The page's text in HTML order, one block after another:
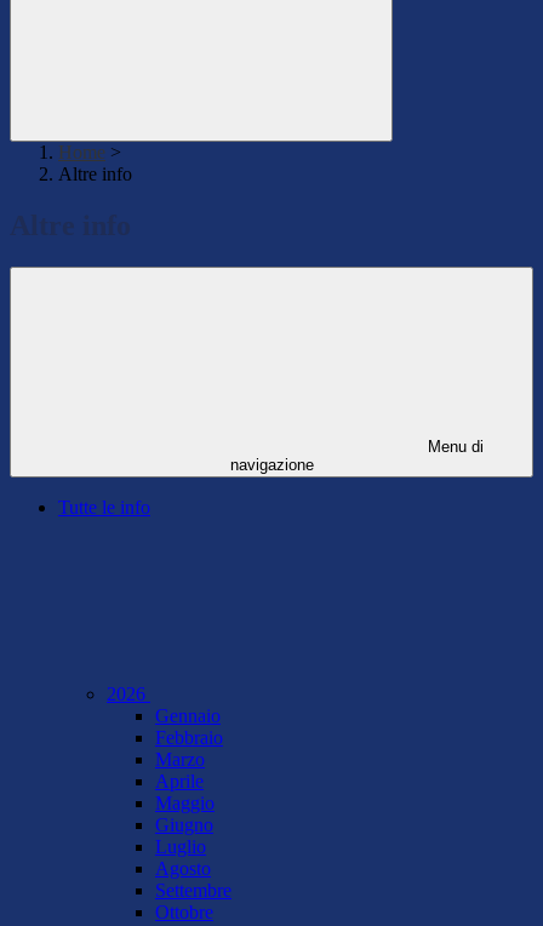
Home >
Altre info
Altre info
Menu di
navigazione
Tutte le info
2026
Gennaio
Febbraio
Marzo
Aprile
Maggio
Giugno
Luglio
Agosto
Settembre
Ottobre